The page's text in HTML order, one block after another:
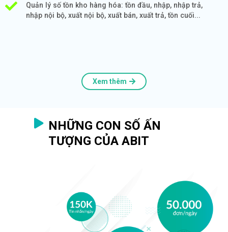
Quản lý số tồn kho hàng hóa: tồn đầu, nhập, nhập trả,
nhập nội bộ, xuất nội bộ, xuất bán, xuất trả, tồn cuối...
Xem thêm
NHỮNG CON SỐ ẤN
TƯỢNG CỦA ABIT